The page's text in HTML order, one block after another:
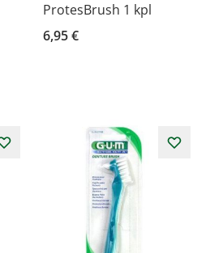
ProtesBrush 1 kpl
6,95 €